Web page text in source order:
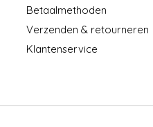
Betaalmethoden
Verzenden & retourneren
Klantenservice